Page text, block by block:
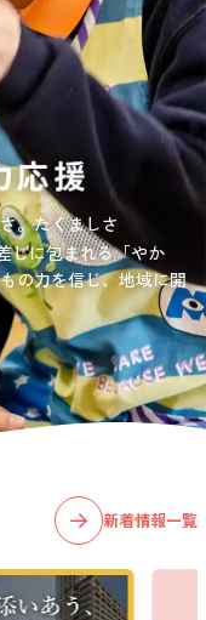
、笑顔が溢れている
所の介護関連事業所を運
後ますます高まる介護
。たくましさ
しに包まれる「やか
の力を信じ、地域に開
童が放課後安心して
ラブ活動(英語・習字・
学童保育所です。
期入所生活介護
居宅介護支援
園
番12号
新着情報一覧